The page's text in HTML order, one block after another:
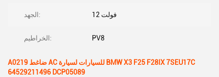
الجهد: 12 فولت
الخراطيم: PV8
A0219 ضاغط AC للسيارات لسيارة BMW X3 F25 F28IX 7SEU17C
64529211496 DCP05089